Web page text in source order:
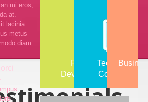
mi eros,
at.
lacinia
metus
diam
Product
Development
Technology
Consulting